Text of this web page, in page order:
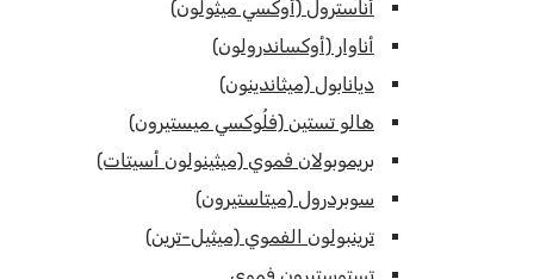
أناسترول (أوكسي ميثولون)
أناوار (أوكساندرولون)
ديانابول (ميثاندينون)
هالو تستين (فلُوكسي ميستيرون)
بريموبولان فموي (ميثينولون أسيتات)
سوبردرول (ميتاستيرون)
ترينبولون الفموي (ميثيل-ترين)